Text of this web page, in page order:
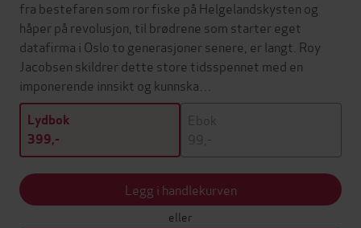
fra bestefaren som ror fiske på Helgelandskysten og
håper på revolusjon, til brødrene som starter eget
datafirma i Oslo to generasjoner senere, er langt. Roy
Jacobsen skildrer dette store tidsspennet med en
imponerende innsikt og kunnska…
Lydbok
399,-
Ebok
99,-
Legg i handlekurven
eller